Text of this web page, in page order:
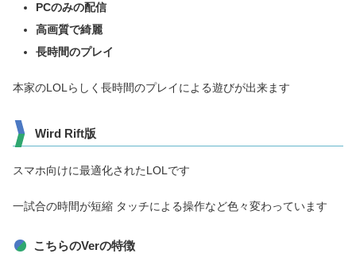
PCのみの配信
高画質で綺麗
長時間のプレイ
本家のLOLらしく長時間のプレイによる遊びが出来ます
Wird Rift版
スマホ向けに最適化されたLOLです
一試合の時間が短縮 タッチによる操作など色々変わっています
こちらのVerの特徴